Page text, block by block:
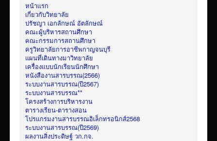
หน้าแรก
เกี่ยวกับวิทยาลัย
ปรัชญา เอกลักษณ์ อัตลักษณ์
คณะผู้บริหารสถานศึกษา
คณะกรรมการสถานศึกษา
ครูวิทยาลัยการอาชีพกาญจนบุรี
แผนที่เดินทางมาวิทยาลัย
เครื่องแบบนักเรียนนักศึกษา
หนังสืองานสารบรรณ(2566)
ระบบงานสารบรรณ(ปี2567)
ระบบงานสารบรรณ**
โครงสร้างการบริหารงาน
ตารางเรียน-ตารางสอน
โปรแกรมงานสารบรรณอิเล็กทรอนิกส์2568
ระบบงานสารบรรณ(ปี2569)
ผลงานสิ่งประดิษฐ์ วก.กจ.